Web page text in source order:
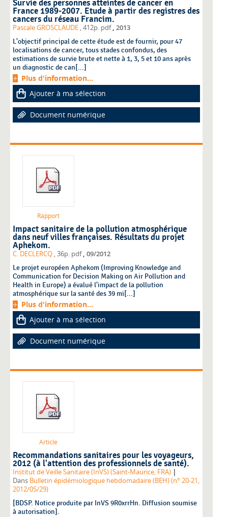
Survie des personnes atteintes de cancer en
France 1989-2007. Etude à partir des registres des
cancers du réseau Francim.
Pascale GROSCLAUDE , 412p. pdf 2013
L'objectif principal de cette étude est de fournir, pour 47
localisations de cancer, tous stades confondus, des
estimations de survie brute et nette à 1, 3, 5 et 10 ans après
un diagnostic de can[...]
Plus d'information...
Ajouter à ma sélection
Document numérique
Rapport
Impact sanitaire de la pollution atmosphérique
dans neuf villes françaises. Résultats du projet
Aphekom.
C. DECLERCQ , 36p. pdf, 09/2012
Le projet européen Aphekom (Improving Knowledge and
Communication for Decision Making on Air Pollution and
Health in Europe) a évalué l'impact de la pollution
atmosphérique sur la santé des 39 mi[...]
Plus d'information...
Ajouter à ma sélection
Document numérique
Article
Recommandations sanitaires pour les voyageurs,
2012 (à l'attention des professionnels de santé).
Institut de Veille Sanitaire (InVS) (Saint-Maurice, FRA) |
Dans Bulletin épidémiologique hebdomadaire (BEH) (n° 20-21,
2012/05/29)
[BDSP. Notice produite par InVS 9R0xrrHn. Diffusion soumise
à autorisation].